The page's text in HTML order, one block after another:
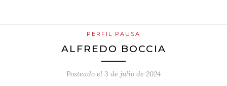
PERFIL PAUSA
ALFREDO BOCCIA
Posteado el 3 de julio de 2024